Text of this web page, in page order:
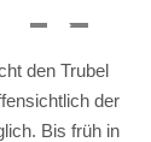
den Trubel
der
Bis früh in